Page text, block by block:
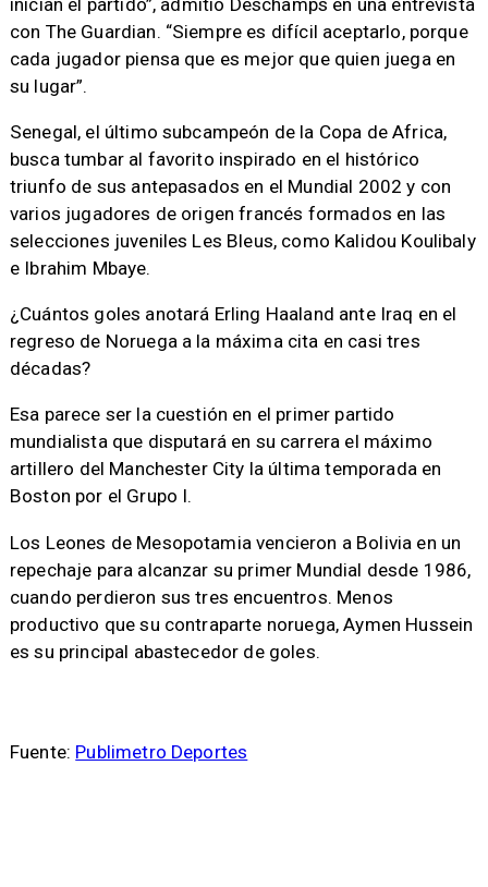
con The Guardian. “Siempre es difícil aceptarlo, porque
cada jugador piensa que es mejor que quien juega en
su lugar”.
Senegal, el último subcampeón de la Copa de Africa,
busca tumbar al favorito inspirado en el histórico
triunfo de sus antepasados en el Mundial 2002 y con
varios jugadores de origen francés formados en las
selecciones juveniles Les Bleus, como Kalidou Koulibaly
e Ibrahim Mbaye.
¿Cuántos goles anotará Erling Haaland ante Iraq en el
regreso de Noruega a la máxima cita en casi tres
décadas?
Esa parece ser la cuestión en el primer partido
mundialista que disputará en su carrera el máximo
artillero del Manchester City la última temporada en
Boston por el Grupo I.
Los Leones de Mesopotamia vencieron a Bolivia en un
repechaje para alcanzar su primer Mundial desde 1986,
cuando perdieron sus tres encuentros. Menos
productivo que su contraparte noruega, Aymen Hussein
es su principal abastecedor de goles.
Fuente: Publimetro Deportes